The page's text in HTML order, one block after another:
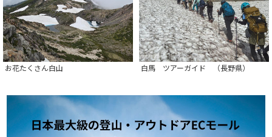
お花たくさん白山 白馬 ツアーガイド （長野県）